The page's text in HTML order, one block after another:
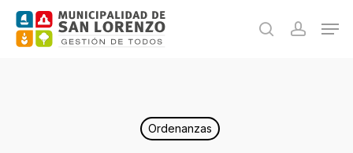
Skip
search
Ordenanzas